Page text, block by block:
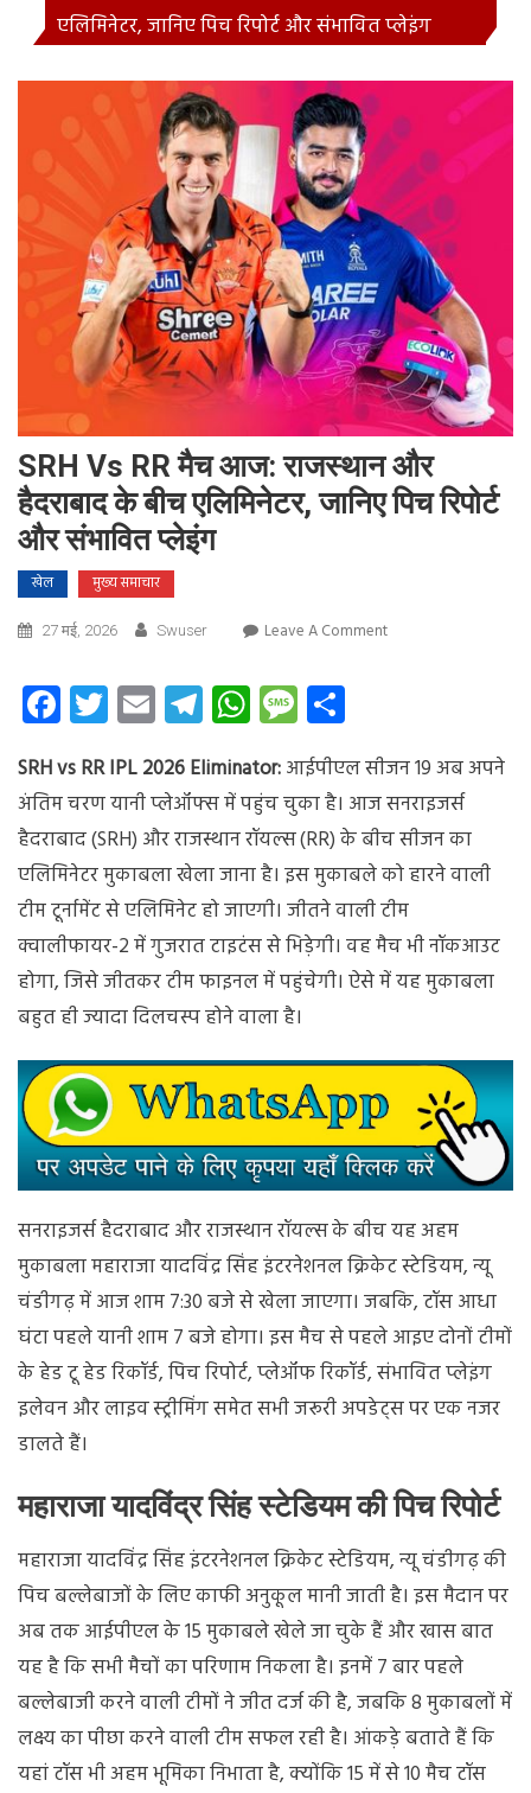
एलिमिनेटर, जानिए पिच रिपोर्ट और संभावित प्लेइंग
SRH Vs RR मैच आज: राजस्थान और
हैदराबाद के बीच एलिमिनेटर, जानिए पिच रिपोर्ट
और संभावित प्लेइंग
खेल मुख्य समाचार
27 मई, 2026 Swuser Leave A CommentOn
आज:
राजस्थान
हैदराबाद
के
बीच
एलिमिनेटर,
जानिए
पिच
संभावित
प्लेइंग
Facebook
Twitter
EmailTelegram
WhatsApp
Message
SRH vs RR IPL 2026 Eliminator:आईपीएल सीजन 19 अब अपने
अंतिम चरण यानी प्लेऑफ्स में पहुंच चुका है। आज सनराइजर्स
हैदराबाद (SRH) और राजस्थान रॉयल्स (RR) के बीच सीजन का
एलिमिनेटर मुकाबला खेला जाना है। इस मुकाबले को हारने वाली
टीम टूर्नामेंट से एलिमिनेट हो जाएगी। जीतने वाली टीम
क्वालीफायर-2 में गुजरात टाइटंस से भिड़ेगी। वह मैच भी नॉकआउट
होगा, जिसे जीतकर टीम फाइनल में पहुंचेगी। ऐसे में यह मुकाबला
बहुत ही ज्यादा दिलचस्प होने वाला है।
सनराइजर्स हैदराबाद और राजस्थान रॉयल्स के बीच यह अहम
मुकाबला महाराजा यादविंद्र सिंह इंटरनेशनल क्रिकेट स्टेडियम, न्यू
चंडीगढ़ में आज शाम 7:30 बजे से खेला जाएगा। जबकि, टॉस आधा
घंटा पहले यानी शाम 7 बजे होगा। इस मैच से पहले आइए दोनों टीमों
के हेड टू हेड रिकॉर्ड, पिच रिपोर्ट, प्लेऑफ रिकॉर्ड, संभावित प्लेइंग
इलेवन और लाइव स्ट्रीमिंग समेत सभी जरूरी अपडेट्स पर एक नजर
डालते हैं।
महाराजा यादविंद्र सिंह स्टेडियम की पिच रिपोर्ट
महाराजा यादविंद्र सिंह इंटरनेशनल क्रिकेट स्टेडियम, न्यू चंडीगढ़ की
पिच बल्लेबाजों के लिए काफी अनुकूल मानी जाती है। इस मैदान पर
अब तक आईपीएल के 15 मुकाबले खेले जा चुके हैं और खास बात
यह है कि सभी मैचों का परिणाम निकला है। इनमें 7 बार पहले
बल्लेबाजी करने वाली टीमों ने जीत दर्ज की है, जबकि 8 मुकाबलों में
लक्ष्य का पीछा करने वाली टीम सफल रही है। आंकड़े बताते हैं कि
यहां टॉस भी अहम भूमिका निभाता है, क्योंकि 15 में से 10 मैच टॉस